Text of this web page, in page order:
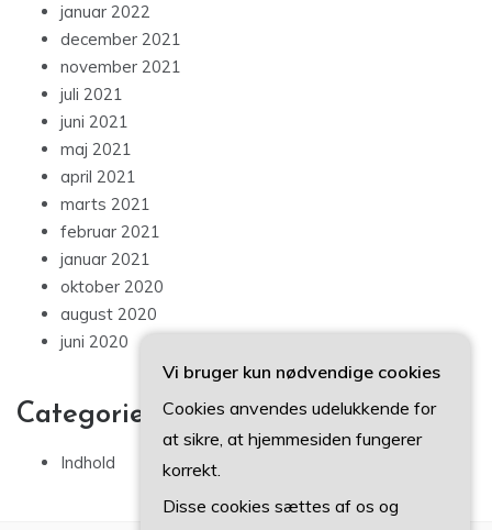
januar 2022
december 2021
november 2021
juli 2021
juni 2021
maj 2021
april 2021
marts 2021
februar 2021
januar 2021
oktober 2020
august 2020
juni 2020
Categories
Indhold
Vi bruger kun nødvendige cookies
Cookies anvendes udelukkende for
at sikre, at hjemmesiden fungerer
korrekt.
Disse cookies sættes af os og